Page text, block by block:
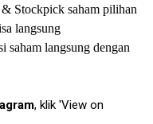
Stockpick saham pilihan
langsung
saham langsung dengan
, klik 'View on